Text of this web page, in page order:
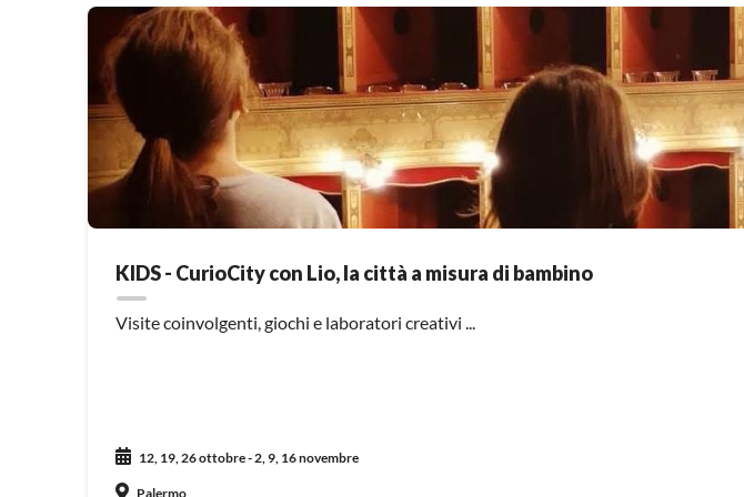
KIDS - CurioCity con Lio, la città a misura di bambino
Visite coinvolgenti, giochi e laboratori creativi ...
12, 19, 26 ottobre - 2, 9, 16 novembre
Palermo